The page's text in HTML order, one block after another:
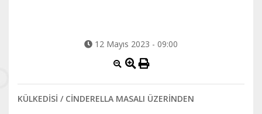
12 Mayıs 2023 - 09:00
KÜLKEDİSİ / CİNDERELLA MASALI ÜZERİNDEN